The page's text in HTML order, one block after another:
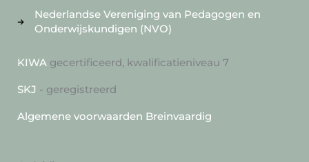
Nederlandse Vereniging van Pedagogen en
Onderwijskundigen (NVO)
KIWA gecertificeerd, kwalificatieniveau 7
SKJ - geregistreerd
Algemene voorwaarden Breinvaardig